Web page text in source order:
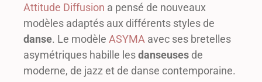
Attitude Diffusion a pensé de nouveaux
modèles adaptés aux différents styles de
danse. Le modèle ASYMA avec ses bretelles
asymétriques habille lesdanseuses de
moderne, de jazz et de danse contemporaine.